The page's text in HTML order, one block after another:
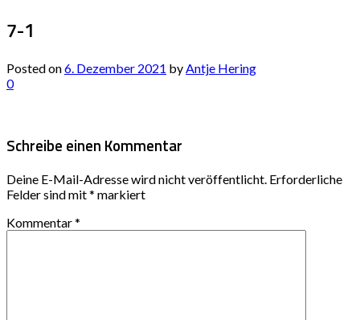
7-1
Posted on6. Dezember 2021 byAntje Hering
0
Schreibe einen Kommentar
Deine E-Mail-Adresse wird nicht veröffentlicht. Erforderliche
Felder sind mit* markiert
Kommentar*